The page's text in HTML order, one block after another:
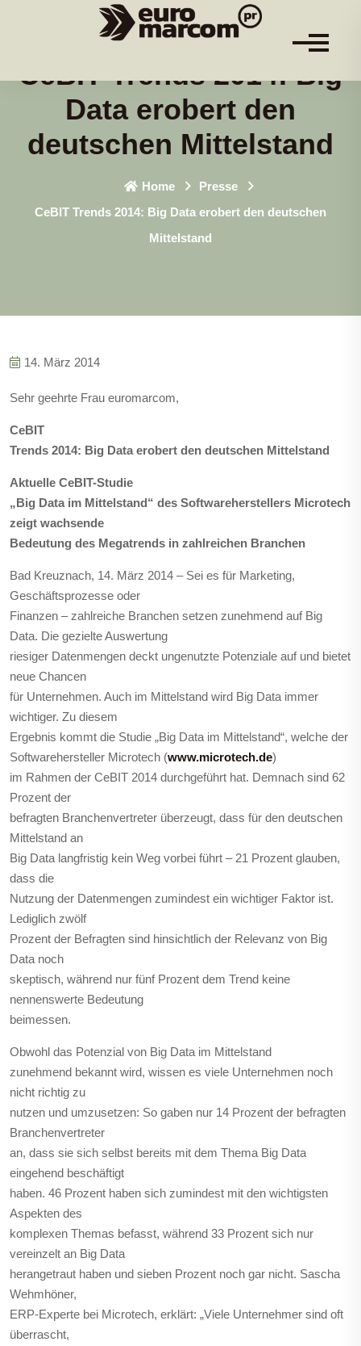
CeBIT Trends 2014: Big
Data erobert den
deutschen Mittelstand
Home
Presse
CeBIT Trends 2014: Big Data erobert den deutschen
Mittelstand
14. März 2014
Sehr geehrte Frau euromarcom,
CeBIT
Trends 2014: Big Data erobert den deutschen Mittelstand
Aktuelle CeBIT-Studie
„Big Data im Mittelstand“ des Softwareherstellers Microtech
zeigt wachsende
Bedeutung des Megatrends in zahlreichen Branchen
Bad Kreuznach, 14. März 2014 – Sei es für Marketing,
Geschäftsprozesse oder
Finanzen – zahlreiche Branchen setzen zunehmend auf Big
Data. Die gezielte Auswertung
riesiger Datenmengen deckt ungenutzte Potenziale auf und bietet
neue Chancen
für Unternehmen. Auch im Mittelstand wird Big Data immer
wichtiger. Zu diesem
Ergebnis kommt die Studie „Big Data im Mittelstand“, welche der
Softwarehersteller Microtech (www.microtech.de)
im Rahmen der CeBIT 2014 durchgeführt hat. Demnach sind 62
Prozent der
befragten Branchenvertreter überzeugt, dass für den deutschen
Mittelstand an
Big Data langfristig kein Weg vorbei führt – 21 Prozent glauben,
dass die
Nutzung der Datenmengen zumindest ein wichtiger Faktor ist.
Lediglich zwölf
Prozent der Befragten sind hinsichtlich der Relevanz von Big
Data noch
skeptisch, während nur fünf Prozent dem Trend keine
nennenswerte Bedeutung
beimessen.
Obwohl das Potenzial von Big Data im Mittelstand
zunehmend bekannt wird, wissen es viele Unternehmen noch
nicht richtig zu
nutzen und umzusetzen: So gaben nur 14 Prozent der befragten
Branchenvertreter
an, dass sie sich selbst bereits mit dem Thema Big Data
eingehend beschäftigt
haben. 46 Prozent haben sich zumindest mit den wichtigsten
Aspekten des
komplexen Themas befasst, während 33 Prozent sich nur
vereinzelt an Big Data
herangetraut haben und sieben Prozent noch gar nicht. Sascha
Wehmhöner,
ERP-Experte bei Microtech, erklärt: „Viele Unternehmer sind oft
überrascht,